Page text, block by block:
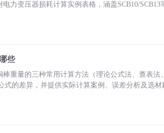
力变压器损耗计算实例表格，涵盖SCB10/
些
重量的三种常用计算方法（理论公式法、查表
式的差异，并提供实际计算案例、误差分析及选